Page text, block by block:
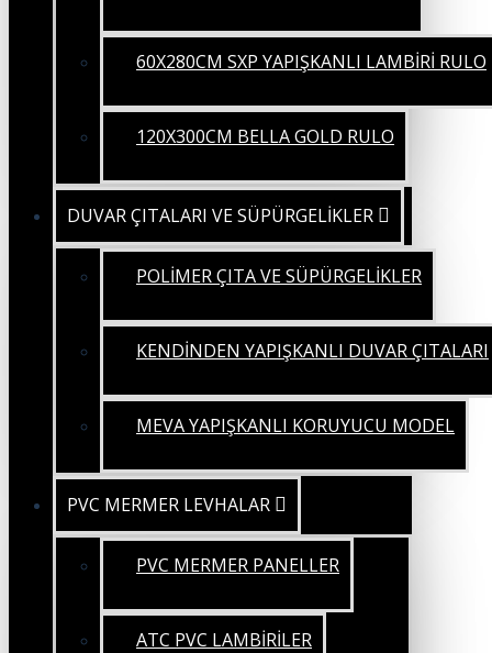
60X280CM SXP YAPIŞKANLI LAMBİRİ RULO
120X300CM BELLA GOLD RULO
DUVAR ÇITALARI VE SÜPÜRGELİKLER
POLİMER ÇITA VE SÜPÜRGELİKLER
KENDİNDEN YAPIŞKANLI DUVAR ÇITALARI
MEVA YAPIŞKANLI KORUYUCU MODEL
PVC MERMER LEVHALAR
PVC MERMER PANELLER
ATC PVC LAMBİRİLER